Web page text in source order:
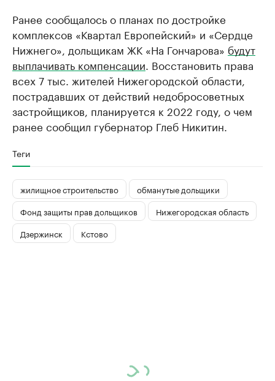
Ранее сообщалось о планах по достройке
комплексов «Квартал Европейский» и «Сердце
Нижнего», дольщикам ЖК «На Гончарова» будут
выплачивать компенсации. Восстановить права
всех 7 тыс. жителей Нижегородской области,
пострадавших от действий недобросоветных
застройщиков, планируется к 2022 году, о чем
ранее сообщил губернатор Глеб Никитин.
Теги
жилищное строительство
обманутые дольщики
Фонд защиты прав дольщиков
Нижегородская область
Дзержинск
Кстово